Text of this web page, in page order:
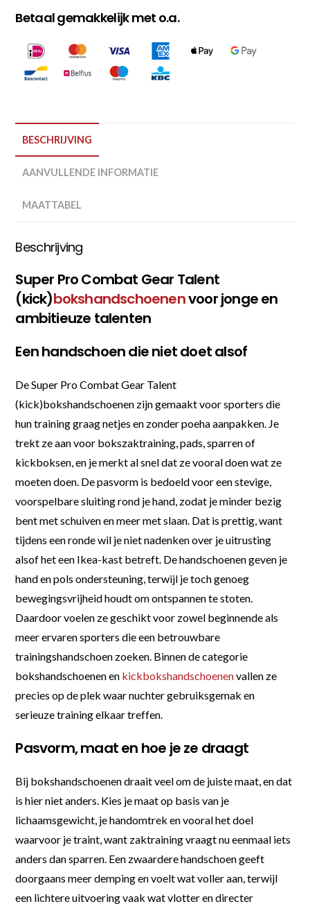
Betaal gemakkelijk met o.a.
BESCHRIJVING
AANVULLENDE INFORMATIE
MAATTABEL
Beschrijving
Super Pro Combat Gear Talent
(kick)bokshandschoenenvoor jonge en
ambitieuze talenten
Een handschoen die niet doet alsof
De Super Pro Combat Gear Talent
(kick)bokshandschoenen zijn gemaakt voor sporters die
hun training graag netjes en zonder poeha aanpakken. Je
trekt ze aan voor bokszaktraining, pads, sparren of
kickboksen, en je merkt al snel dat ze vooral doen wat ze
moeten doen. De pasvorm is bedoeld voor een stevige,
voorspelbare sluiting rond je hand, zodat je minder bezig
bent met schuiven en meer met slaan. Dat is prettig, want
tijdens een ronde wil je niet nadenken over je uitrusting
alsof het een Ikea-kast betreft. De handschoenen geven je
hand en pols ondersteuning, terwijl je toch genoeg
bewegingsvrijheid houdt om ontspannen te stoten.
Daardoor voelen ze geschikt voor zowel beginnende als
meer ervaren sporters die een betrouwbare
trainingshandschoen zoeken. Binnen de categorie
bokshandschoenen en kickbokshandschoenenvallen ze
precies op de plek waar nuchter gebruiksgemak en
serieuze training elkaar treffen.
Pasvorm, maat en hoe je ze draagt
Bij bokshandschoenen draait veel om de juiste maat, en dat
is hier niet anders. Kies je maat op basis van je
lichaamsgewicht, je handomtrek en vooral het doel
waarvoor je traint, want zaktraining vraagt nu eenmaal iets
anders dan sparren. Een zwaardere handschoen geeft
doorgaans meer demping en voelt wat voller aan, terwijl
een lichtere uitvoering vaak wat vlotter en directer